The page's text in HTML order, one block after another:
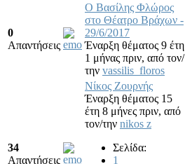
0
Απαντήσεις
Ο Βασίλης Φλώρος
στο Θέατρο Βράχων -
29/6/2017
Έναρξη θέματος 9 έτη
1 μήνας πριν, από τον/
την vassilis_floros
34
Απαντήσεις
Νίκος Ζουρνής
Έναρξη θέματος 15
έτη 8 μήνες πριν, από
τον/την nikos z
Σελίδα:
1